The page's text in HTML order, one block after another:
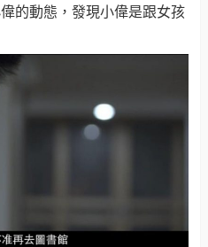
的動態，發現小偉是跟女孩